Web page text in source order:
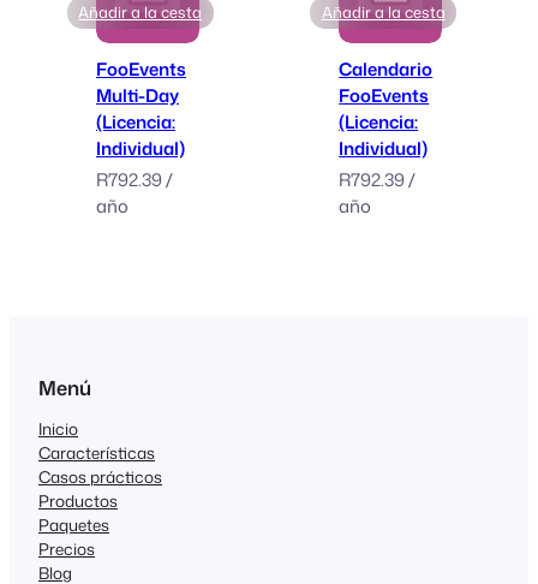
Añadir a la cesta
FooEvents
Multi-Day
(Licencia:
Individual)
R792.39/
año
Añadir a la cesta
Calendario
FooEvents
(Licencia:
Individual)
R792.39 /
año
Menú
Inicio
Características
Casos prácticos
Productos
Paquetes
Precios
Blog